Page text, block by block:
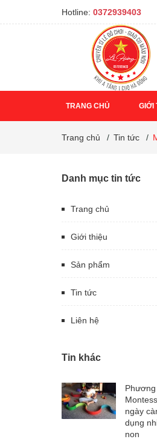
Hotline: 0372939403
TRANG CHỦ GIỚI
Trang chủ / Tin tức /
Danh mục tin tức
Trang chủ
Giới thiệu
Sản phẩm
Tin tức
Liên hệ
Tin khác
ngày
dụng
non